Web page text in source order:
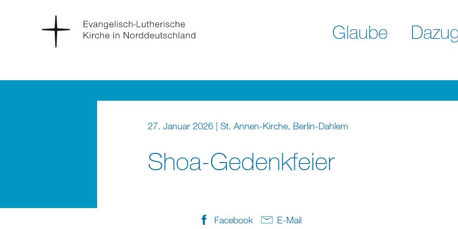
Glaube
27. Januar 2026 | St. Annen-Kirche, Berlin-Dahlem
Shoa-Gedenkfeier
Facebook E-Mail